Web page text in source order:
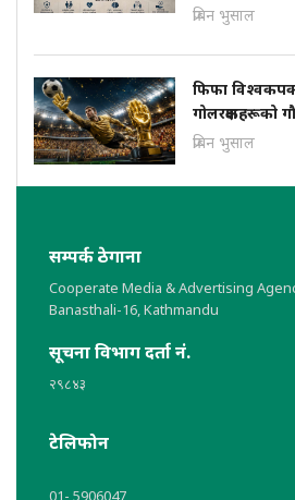
प्रबिन भुसाल
फिफा
गोलरक्षकहरूको
प्रबिन भुसाल
सम्पर्क ठेगाना
Cooperate Media & Advertising
Banasthali-16, Kathmandu
सूचना विभाग दर्ता नं.
२९८४३
टेलिफोन
01- 5906047